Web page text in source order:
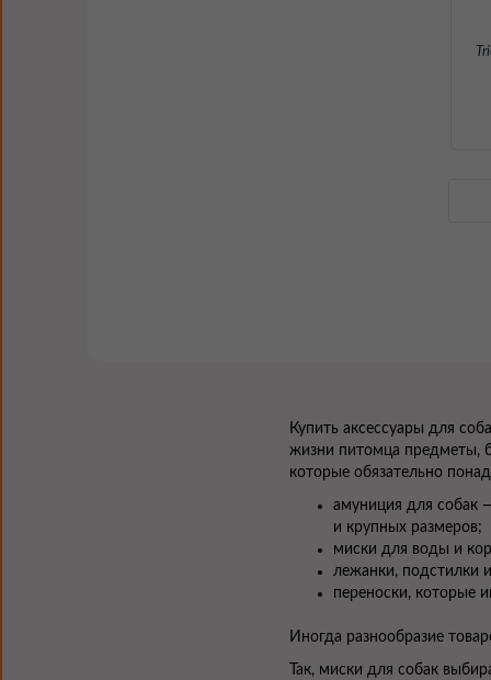
Купить аксессуары для
жизни питомца предметы,
которые обязательно
амуниция для собак
и крупных размеров;
миски для воды и
лежанки, подстилки
переноски, которые
Иногда разнообразие
Так, миски для собак